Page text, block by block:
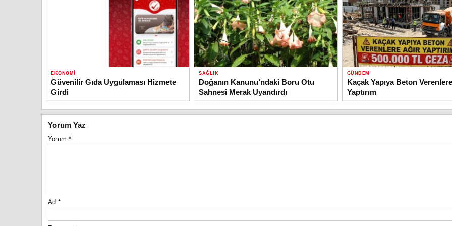
EKONOMI
Güvenilir Gıda Uygulaması Hizmete
Girdi
SAĞLIK
Doğanın Kanunu’ndaki Boru Otu
Sahnesi Merak Uyandırdı
GÜNDEM
Kaçak Yapıya Beton
Yaptırım
Yorum Yaz
Yorum *
Ad *